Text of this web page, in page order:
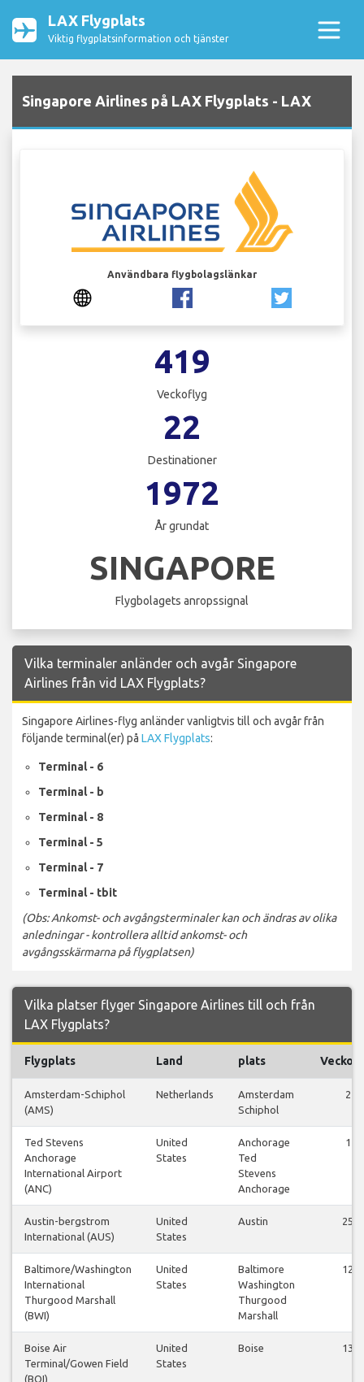
LAX Flygplats
Viktig flygplatsinformation och tjänster
Singapore Airlines på LAX Flygplats - LAX
Användbara flygbolagslänkar
419
Veckoflyg
22
Destinationer
1972
År grundat
SINGAPORE
Flygbolagets anropssignal
Vilka terminaler anländer och avgår Singapore
Airlines från vid LAX Flygplats?
Singapore Airlines-flyg anländer vanligtvis till och avgår från
följande terminal(er) på LAX Flygplats:
Terminal - 6
Terminal - b
Terminal - 8
Terminal - 5
Terminal - 7
Terminal - tbit
(Obs: Ankomst- och avgångsterminaler kan och ändras av olika
anledningar - kontrollera alltid ankomst- och
avgångsskärmarna på flygplatsen)
Vilka platser flyger Singapore Airlines till och från
LAX Flygplats?
Flygplats Land plats
Amsterdam-Schiphol
(AMS)
Netherlands
Amsterdam
Schiphol
2
Ted Stevens
Anchorage
International Airport
(ANC)
United
States
Anchorage
Ted
Stevens
Anchorage
1
Austin-bergstrom
International (AUS)
United
States
Austin 25
Baltimore/Washington
International
Thurgood Marshall
(BWI)
United
States
Baltimore
Washington
Thurgood
Marshall
12
Boise Air
Terminal/Gowen Field
(BOI)
United
States
Boise 13